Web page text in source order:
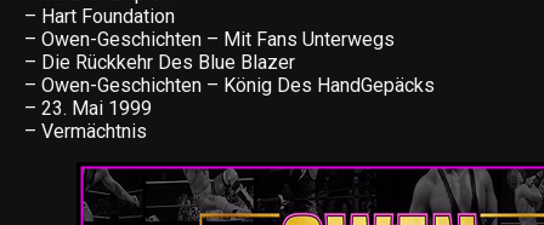
– Hart Foundation
– Owen-Geschichten – Mit Fans Unterwegs
– Die Rückkehr Des Blue Blazer
– Owen-Geschichten – König Des HandGepäcks
– 23. Mai 1999
– Vermächtnis